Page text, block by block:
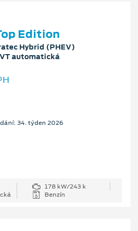
Edition
Hybrid (PHEV)
automatická
34. týden 2026
178 kW/243 k
Benzín